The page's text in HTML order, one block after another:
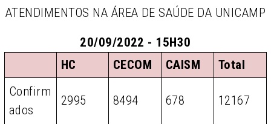
ATENDIMENTOS NA ÁREA DE SAÚDE DA UNICAMP
20/09/2022 - 15H30
HC
CECOM CAISM
Total
Confirm
ados
2995 8494 678 12167